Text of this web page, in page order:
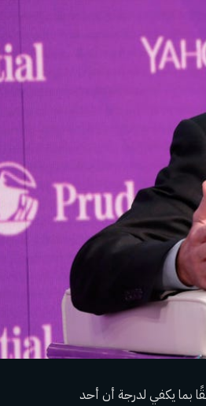
بما يكفي لدرجة أن أحد